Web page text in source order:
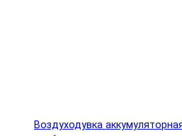
Воздуходувка